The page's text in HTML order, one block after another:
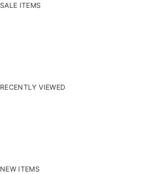
SALE ITEMS
RECENTLY VIEWED
NEW ITEMS